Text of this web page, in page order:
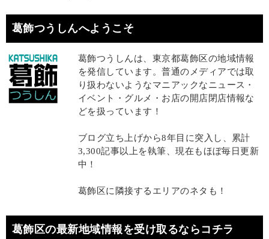
葛飾つうしんへようこそ
葛飾つうしんは、東京都葛飾区の地域情報
を発信しています。普通のメディアでは取
り扱わないようなマニアックなニュース・
イベント・グルメ・お店の開店閉店情報な
どを扱っています！
ブログ立ち上げから8年目に突入し、累計
3,300記事以上を執筆、現在もほぼ毎日更新
中！
葛飾区に隣接するエリアのネタも！
葛飾区の最新地域情報を受け取るならコチラ